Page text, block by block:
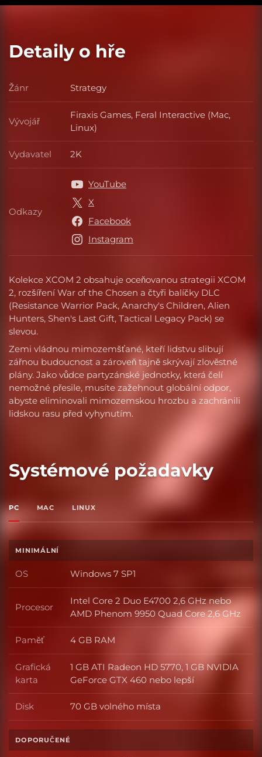
Detaily o hře
Kolekce XCOM 2 obsahuje oceňovanou strategii XCOM
2, rozšíření War of the Chosen a čtyři balíčky DLC
(Resistance Warrior Pack, Anarchy's Children, Alien
Hunters, Shen's Last Gift, Tactical Legacy Pack) se
slevou.
Zemi vládnou mimozemšťané, kteří lidstvu slibují
zářnou budoucnost a zároveň tajně skrývají zlověstné
plány. Jako vůdce partyzánské jednotky, která čelí
nemožné přesile, musíte zažehnout globální odpor,
abyste eliminovali mimozemskou hrozbu a zachránili
lidskou rasu před vyhynutím.
Žánr Žánr
Strategy
Vývojář Vývojář
Firaxis Games, Feral Interactive (Mac,
Linux)
Vydavatel Vydavatel
2K
Odkazy Odkazy
YouTube
X
Facebook
Instagram
Systémové požadavky
PC MAC LINUX
MINIMÁLNÍ
OS OS
Windows 7 SP1
Procesor Procesor
Intel Core 2 Duo E4700 2,6 GHz nebo
AMD Phenom 9950 Quad Core 2,6 GHz
Paměť Paměť
4 GB RAM
Grafická
karta
Grafická karta
1 GB ATI Radeon HD 5770, 1 GB NVIDIA
GeForce GTX 460 nebo lepší
Disk Disk
70 GB volného místa
DOPORUČENÉ